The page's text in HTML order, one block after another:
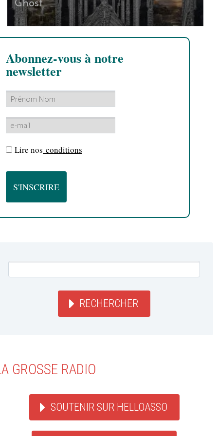
Ghost
Abonnez-vous à notre
newsletter
Lire nos conditions
RECHERCHER
GROSSE RADIO
SOUTENIR SUR HELLOASSO